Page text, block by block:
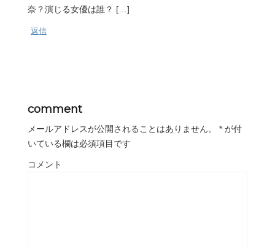
奈？演じる女優は誰？ […]
返信
comment
メールアドレスが公開されることはありません。 * が付
いている欄は必須項目です
コメント